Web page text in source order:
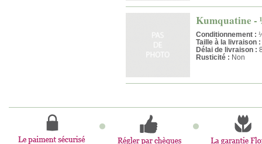
Kumquatine -
Conditionnement :
Taille à la livraison :
Délai de livraison :
Rusticité : Non